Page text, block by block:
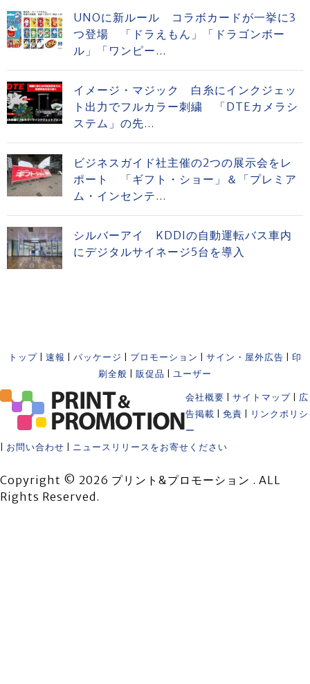
UNOに新ルール コラボカードが一挙に3
つ登場 「ドラえもん」「ドラゴンボー
ル」「ワンピー...
イメージ・マジック 白糸にインクジェッ
ト出力でフルカラー刺繍 「DTEカメラシ
ステム」の先...
ビジネスガイド社主催の2つの展示会をレ
ポート 「ギフト・ショー」＆「プレミア
ム・インセンテ...
シルバーアイ KDDIの自動運転バス車内
にデジタルサイネージ5台を導入
トップ 速報 パッケージ プロモーション サイン・屋外広告
印
刷全般
販促品 ユーザー
会社概要 サイトマップ
広
告掲載
免責
リンクポリシ
ー
お問い合わせ ニュースリリースをお寄せください
Copyright © 2026 プリント&プロモーション . ALL
Rights Reserved.